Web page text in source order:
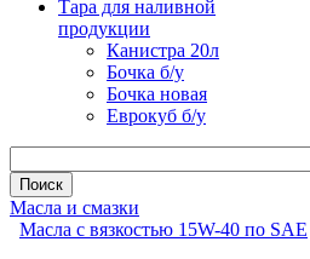
Тара для наливной
продукции
Канистра 20л
Бочка б/у
Бочка новая
Еврокуб б/у
Масла и смазки
Масла с вязкостью 15W-40 по SAE